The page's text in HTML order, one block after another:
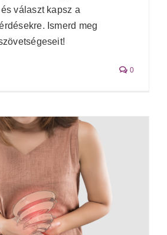
választ kapsz a
Ismerd meg
0